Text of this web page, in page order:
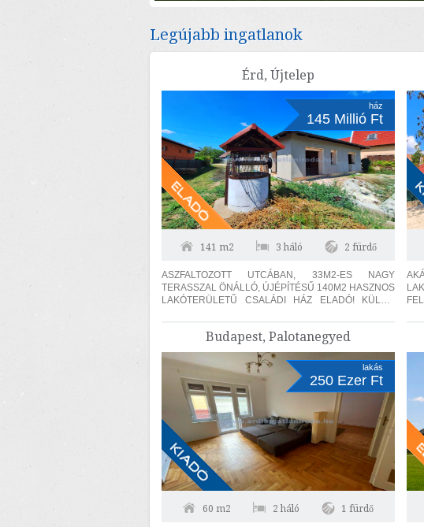
fürdőszoba -WC, előszoba, helyiségekből álló első emeleti
Legújabb ingatlanok
Érd, Újtelep
ház
145 Millió Ft
141 m2 3 háló 2 fürdő
ASZFALTOZOTT UTCÁBAN, 33M2-ES NAGY
TERASSZAL ÖNÁLLÓ, ÚJÉPÍTÉSŰ 140M2 HASZNOS
LAKÓTERÜLETŰ CSALÁDI HÁZ ELADÓ! KÜLÖN
GARDRÓBBAL! A TELKEN ÁSOTT...
Budapest, Palotanegyed
lakás
250 Ezer Ft
60 m2 2 háló 1 fürdő